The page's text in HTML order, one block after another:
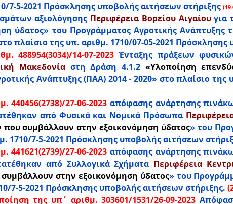
7-5-2021 Πρόσκλησης υποβολής αιτήσεων στήριξης
αξιολόγησης Περιφέρεια Βορείου Αιγαίουγια
ύδατος» του Προγράμματος Αγροτικής Ανάπτυξης
πλαίσιο της υπ. αριθμ. 1710/07-05-2021
488954(3034)/14-07-2023 Ένταξης πράξεων
Μακεδονία στη Δράση 4.1.2 «Υλοποίηση
Ανάπτυξης (ΠΑΑ) 2014 - 2020» στο πλαίσιο
440456(2738)/27-06-2023 απόφασης ανάρτησης
από Φυσικά και Νομικά Πρόσωπα
συμβάλλουν στην εξοικονόμηση ύδατος» του
1710/7-5-2021 Πρόσκλησης υποβολής αιτήσεων
441621(2739)/27-06-2023 απόφασης ανάρτησης
από Συλλογικά Σχήματα Περιφέρεια
στην εξοικονόμηση ύδατος» του
7-5-2021 Πρόσκλησης υποβολής αιτήσεων στήριξης.
της υπ΄ αριθμ. 303601/1531/26-09-2023